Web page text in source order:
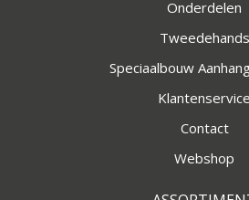
Onderdelen
Tweedehands
Speciaalbouw
Klantenservice
Contact
Webshop